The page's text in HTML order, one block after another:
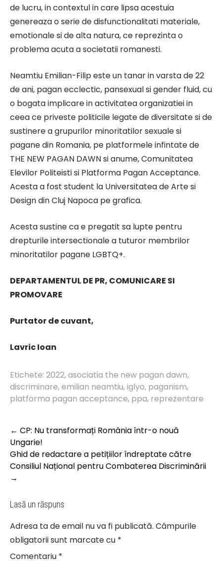
de lucru, in contextul in care lipsa acestuia
genereaza o serie de disfunctionalitati materiale,
emotionale si de alta natura, ce reprezinta o
problema acuta a societatii romanesti.
Neamtiu Emilian-Filip este un tanar in varsta de 22
de ani, pagan ecclectic, pansexual si gender fluid, cu
o bogata implicare in activitatea organizatiei in
ceea ce priveste politicile legate de diversitate si de
sustinere a grupurilor minoritatilor sexuale si
pagane din Romania, pe platformele infintate de
THE NEW PAGAN DAWN si anume, Comunitatea
Elevilor Politeisti si Platforma Pagan Acceptance.
Acesta a fost student la Universitatea de Arte si
Design din Cluj Napoca pe grafica.
Acesta sustine ca e pregatit sa lupte pentru
drepturile intersectionale a tuturor membrilor
minoritatilor pagane LGBTQ+.
DEPARTAMENTUL DE PR, COMUNICARE SI
PROMOVARE
Purtator de cuvant,
Lavric Ioan
Etichete: 2022,asociatia the new pagan dawn,
discriminare,emilian neamtiu,iglyo, paganism,
platforma pagan acceptance, ppa, reprezentare
Post
navigation
← CP: Nu transformați România într-o nouă
Ungarie!
Ghid de redactare a petițiilor îndreptate către
Consiliul Național pentru Combaterea Discriminării
→
Lasă un răspuns
Adresa ta de email nu va fi publicată. Câmpurile
obligatorii sunt marcate cu *
Comentariu *